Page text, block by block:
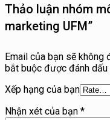
Thảo luận nhóm
marketing UFM”
Email của bạn sẽ không
bắt buộc được đánh dấu
Xếp hạng của bạn
Nhận xét của bạn *